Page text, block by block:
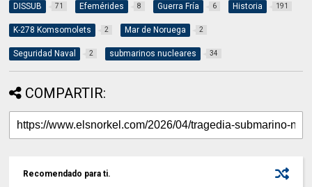
DISSUB 71 Efemérides 8 Guerra Fría 6 Historia 191
K-278 Komsomolets 2 Mar de Noruega 2
Seguridad Naval 2 submarinos nucleares 34
COMPARTIR:
Recomendado para ti.